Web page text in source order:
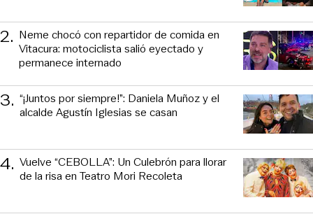
2. Neme chocó con repartidor de comida en
Vitacura: motociclista salió eyectado y
permanece internado
3. “¡Juntos por siempre!”: Daniela Muñoz y el
alcalde Agustín Iglesias se casan
4. Vuelve “CEBOLLA”: Un Culebrón para llorar
de la risa en Teatro Mori Recoleta